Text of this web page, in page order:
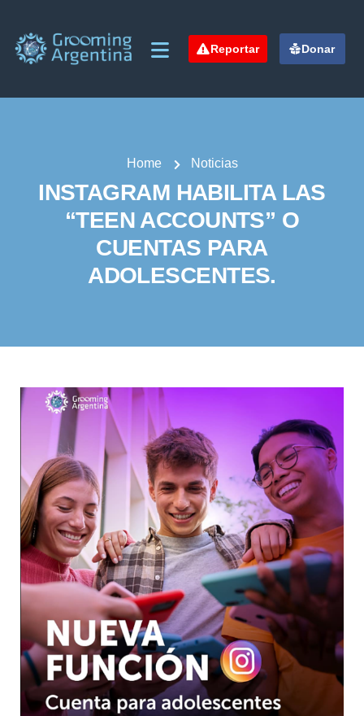
Reportar Donar
Home Noticias
INSTAGRAM HABILITA LAS
“TEEN ACCOUNTS” O
CUENTAS PARA
ADOLESCENTES.